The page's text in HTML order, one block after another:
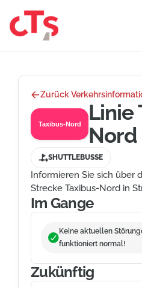
Zurück
Taxibus-Nord
Linie
Nord
SHUTTLEBUSSE
Informieren Sie sich über
Strecke Taxibus-Nord in
Im Gange
Keine aktuellen
funktioniert normal!
Zukünftig